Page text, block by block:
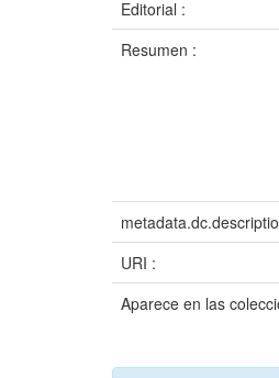
Editorial :
Resumen :
URI :
Aparece en las